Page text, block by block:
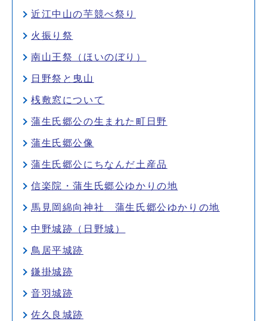
近江中山の芋競べ祭り
火振り祭
南山王祭（ほいのぼり）
日野祭と曳山
桟敷窓について
蒲生氏郷公の生まれた町日野
蒲生氏郷公像
蒲生氏郷公にちなんだ土産品
信楽院・蒲生氏郷公ゆかりの地
馬見岡綿向神社 蒲生氏郷公ゆかりの地
中野城跡（日野城）
鳥居平城跡
鎌掛城跡
音羽城跡
佐久良城跡